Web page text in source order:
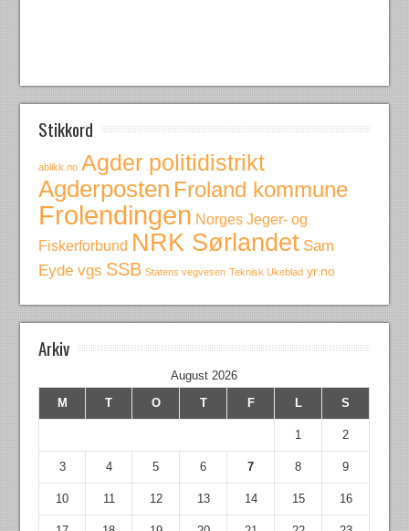
Stikkord
ablikk.no Agder politidistrikt
Agderposten Froland kommune
Frolendingen Norges Jeger- og
Fiskerforbund NRK Sørlandet Sam
Eyde vgs SSB Statens vegvesen Teknisk Ukeblad yr.no
Arkiv
August 2026
M
T O T F L S
1 2
3 4 5 6 7 8 9
10 11 12 13 14 15 16